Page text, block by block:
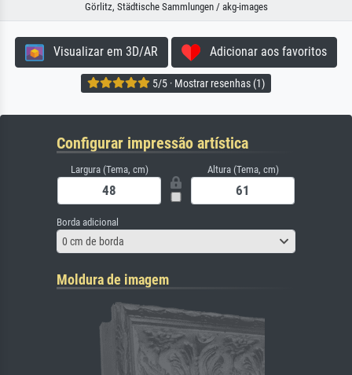
Görlitz, Städtische Sammlungen / akg-images
Visualizar em 3D/AR Adicionar aos favoritos
5/5 · Mostrar resenhas (1)
Configurar impressão artística
Largura (Tema, cm) Altura (Tema, cm)
Borda adicional
0 cm de borda
Moldura de imagem